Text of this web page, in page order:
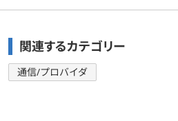
関連するカテゴリー
通信/プロバイダ